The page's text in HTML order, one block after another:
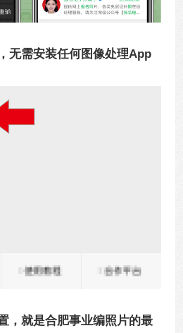
无需安装任何图像处理App
，就是合肥事业编照片的最